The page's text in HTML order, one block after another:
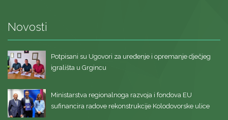
Novosti
Potpisani su Ugovori za uređenje i opremanje dječjeg
igrališta u Grgincu
Ministarstva regionalnoga razvoja i fondova EU
sufinancira radove rekonstrukcije Kolodovorske ulice